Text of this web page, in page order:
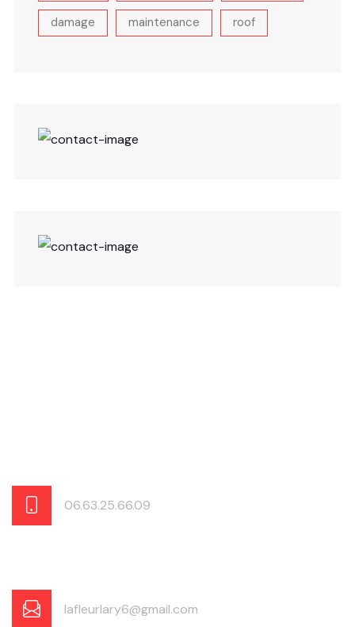
damage maintenance roof
06.63.25.66.09
lafleurlary6@gmail.com